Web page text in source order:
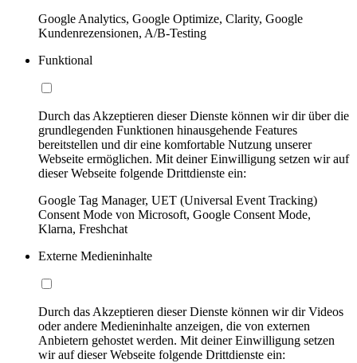
Google Analytics, Google Optimize, Clarity, Google
Kundenrezensionen, A/B-Testing
Funktional
Durch das Akzeptieren dieser Dienste können wir dir über die
grundlegenden Funktionen hinausgehende Features
bereitstellen und dir eine komfortable Nutzung unserer
Webseite ermöglichen. Mit deiner Einwilligung setzen wir auf
dieser Webseite folgende Drittdienste ein:
Google Tag Manager, UET (Universal Event Tracking)
Consent Mode von Microsoft, Google Consent Mode,
Klarna, Freshchat
Externe Medieninhalte
Durch das Akzeptieren dieser Dienste können wir dir Videos
oder andere Medieninhalte anzeigen, die von externen
Anbietern gehostet werden. Mit deiner Einwilligung setzen
wir auf dieser Webseite folgende Drittdienste ein: